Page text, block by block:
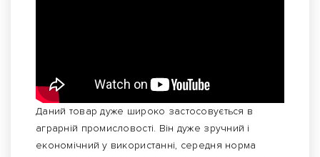
Даний товар дуже широко застосовується в
аграрній промисловості. Він дуже зручний і
економічний у використанні, середня норма